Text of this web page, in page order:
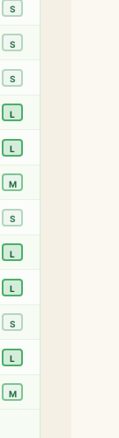
S
S
S
L
L
M
S
L
L
S
L
M